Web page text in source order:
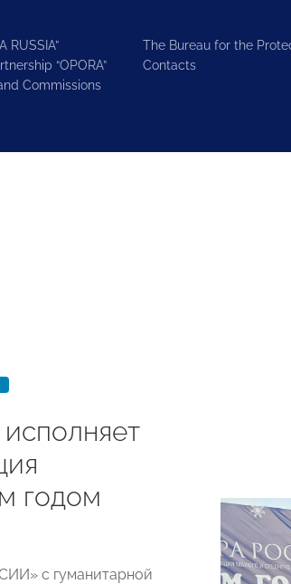
RUSSIA”
“OPORA”
Commissions
The Bureau for the
Contacts
годом
с гуманитарной